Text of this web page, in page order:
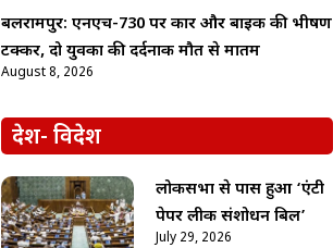
बलरामपुर: एनएच-730 पर कार और बाइक की भीषण
टक्कर, दो युवकों की दर्दनाक मौत से मातम
August 8, 2026
देश- विदेश
लोकसभा से पास हुआ ‘एंटी
पेपर लीक संशोधन बिल’
July 29, 2026